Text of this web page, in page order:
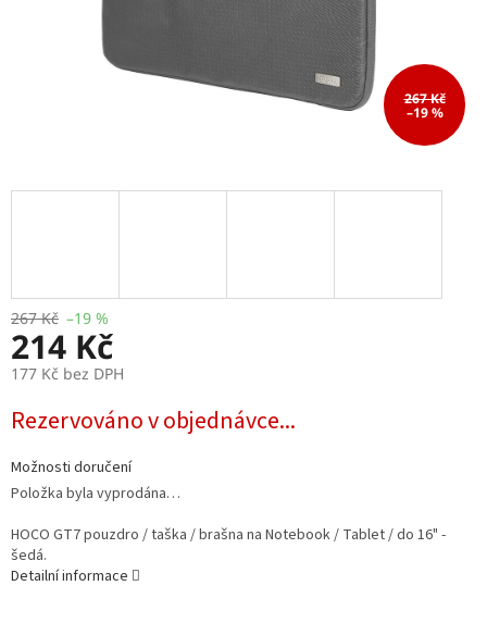
267 Kč
–19 %
267 Kč –19 %
214 Kč
177 Kč bez DPH
cena:
Rezervováno v objednávce...
Možnosti doručení
Položka byla vyprodána…
HOCO GT7 pouzdro / taška / brašna na Notebook / Tablet / do 16" -
šedá.
Detailní informace